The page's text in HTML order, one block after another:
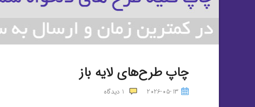
چاپ طرح‌های لایه باز
2026-05-13
1 دیدگاه